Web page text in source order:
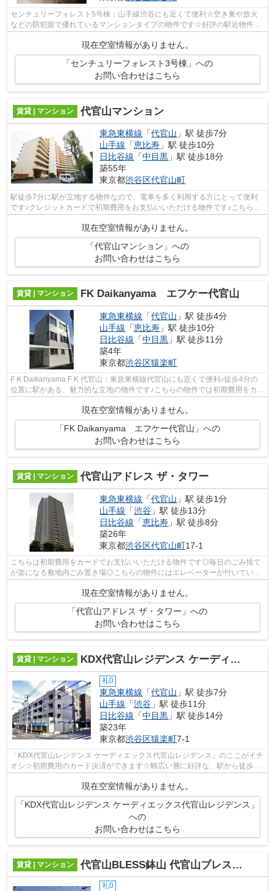
センチュリーフォレスト5号棟：山手線渋谷にも近くて便利☆空き巣や放火
などの防犯面で優れているマンションタイプの物件です☆好評の駅近物件と
現在空室情報がありません。
「センチュリーフォレスト3号棟」への
お問い合わせはこちら
賃貸 | マンション 代官⼭マンション
東急東横線 「代官山 」駅 徒歩7分
山手線 「恵比寿 」駅 徒歩10分
日比谷線 「中目黒 」駅 徒歩18分
築55年
東京都渋谷区代官山町
駅徒歩7分に駅が立地する物件なので、電車を多く利用する方にとって便利
です♪クレジットカードで初期費用をお支払いいただける物件です♪こちらは
エレベーター付きの物件です♪13階建て...
現在空室情報がありません。
「代官⼭マンション」への
お問い合わせはこちら
賃貸 | マンション FK Daikanyama エフケー代官山
東急東横線 「代官山 」駅 徒歩4分
山手線 「恵比寿 」駅 徒歩10分
日比谷線 「中目黒 」駅 徒歩11分
築4年
東京都渋谷区猿楽町
F K Daikanyama F K 代官山：東急東横線代官山にも近くて便利♪徒歩4分の
位置に駅がある、魅力的な立地の物件です♪こちらの物件では初期費用をカー
現在空室情報がありません。
「FK Daikanyama エフケー代官山」への
お問い合わせはこちら
賃貸 | マンション 代官山アドレス ザ・タワー
東急東横線 「代官山 」駅 徒歩1分
山手線 「渋谷 」駅 徒歩13分
日比谷線 「恵比寿 」駅 徒歩8分
築26年
東京都渋谷区代官山町17-1
こちらは初期費用をカードでお支払いいただける物件です◎毎日のごみ捨て
が楽になる敷地内ごみ置き場◎こちらの物件にはエレベーターが付いていま
現在空室情報がありません。
「代官山アドレス ザ・タワー」への
お問い合わせはこちら
賃貸 | マンション KDX代官山レジデンス ケーディエックス代官山レジデンス
礼0
東急東横線 「代官山 」駅 徒歩7分
山手線 「渋谷 」駅 徒歩11分
日比谷線 「中目黒 」駅 徒歩14分
築23年
東京都渋谷区猿楽町7-1
「KDX代官山レジデンス ケーディエックス代官山レジデンス」のここがイチ
オシ☆初期費用のカード決済ができます☆幅広い層に好評な、駅から徒歩7
分に立地する物件です☆エレベーター付き...
現在空室情報がありません。
「KDX代官山レジデンス ケーディエックス代官山レジデンス」
への
お問い合わせはこちら
賃貸 | マンション 代官山BLESS鉢山 代官山ブレス鉢山
礼0